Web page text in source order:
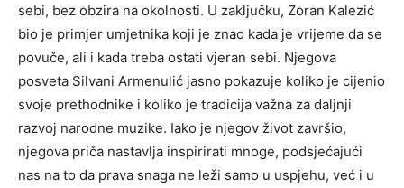
sebi, bez obzira na okolnosti. U zaključku, Zoran Kalezić
bio je primjer umjetnika koji je znao kada je vrijeme da se
povuče, ali i kada treba ostati vjeran sebi. Njegova
posveta Silvani Armenulić jasno pokazuje koliko je cijenio
svoje prethodnike i koliko je tradicija važna za daljnji
razvoj narodne muzike. Iako je njegov život završio,
njegova priča nastavlja inspirirati mnoge, podsjećajući
nas na to da prava snaga ne leži samo u uspjehu, već i u